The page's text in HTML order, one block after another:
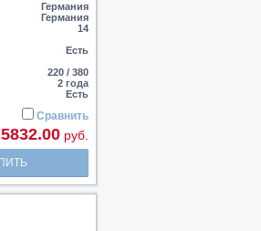
Германия
Германия
14
Есть
220 / 380
2 года
Есть
Сравнить
руб.